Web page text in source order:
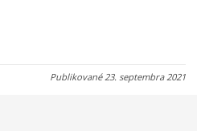
Publikované23. septembra 2021